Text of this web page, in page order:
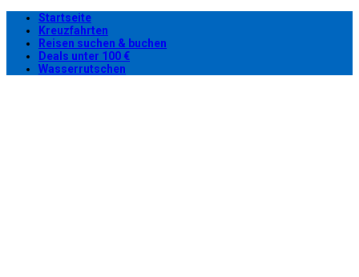
Startseite
Kreuzfahrten
Reisen suchen & buchen
Deals unter 100 €
Wasserrutschen